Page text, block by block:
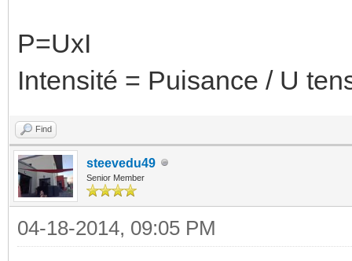
P=UxI
Intensité = Puisance / U
Find
steevedu49
Senior Member
04-18-2014, 09:05 PM